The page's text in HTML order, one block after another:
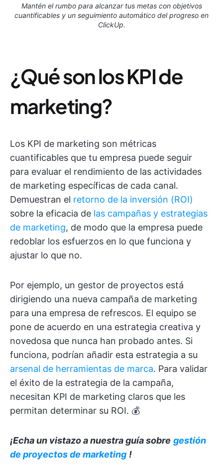
Mantén el rumbo para alcanzar tus metas con objetivos
cuantificables y un seguimiento automático del progreso en
ClickUp.
¿Qué son los KPI de
marketing?
Los KPI de marketing son métricas
cuantificables que tu empresa puede seguir
para evaluar el rendimiento de las actividades
de marketing específicas de cada canal.
Demuestran el retorno de la inversión (ROI)
sobre la eficacia de las campañas y estrategias
de marketing, de modo que la empresa puede
redoblar los esfuerzos en lo que funciona y
ajustar lo que no.
Por ejemplo, un gestor de proyectos está
dirigiendo una nueva campaña de marketing
para una empresa de refrescos. El equipo se
pone de acuerdo en una estrategia creativa y
novedosa que nunca han probado antes. Si
funciona, podrían añadir esta estrategia a su
arsenal de herramientas de marca. Para validar
el éxito de la estrategia de la campaña,
necesitan KPI de marketing claros que les
permitan determinar su ROI. 💰
¡Echa un vistazo a nuestra guía sobre gestión
de proyectos de marketing !